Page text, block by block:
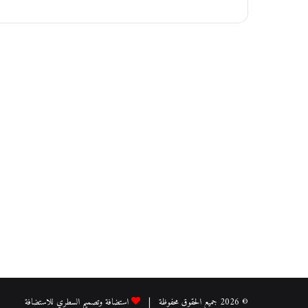
ي
© 2026 جميع الحقوق محفوظة | استضافة وتصميم السطري للاستضافة